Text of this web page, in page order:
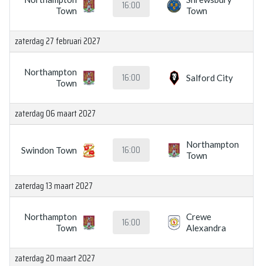
Town
16:00
Town
zaterdag 27 februari 2027
Northampton
Town
16:00 Salford City
zaterdag 06 maart 2027
Swindon Town 16:00
Northampton
Town
zaterdag 13 maart 2027
Northampton
Town
16:00
Crewe
Alexandra
zaterdag 20 maart 2027